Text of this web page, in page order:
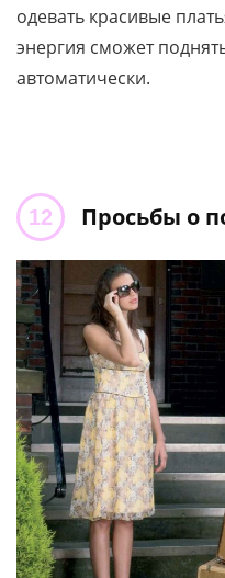
одевать красивые
энергия сможет
автоматически.
Просьбы о